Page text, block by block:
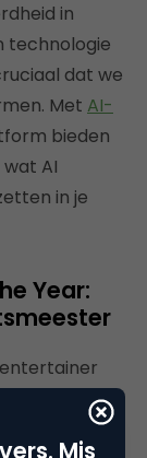
in
technologie
dat we
Met AI-
bieden
AI
in je
Year:
Mis